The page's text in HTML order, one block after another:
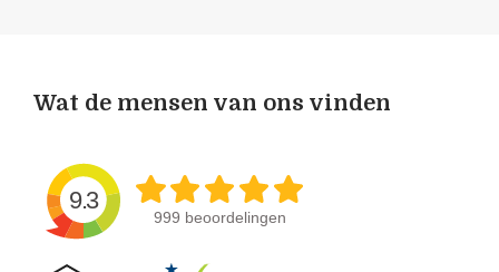
Wat de mensen van ons vinden
9.3
999 beoordelingen